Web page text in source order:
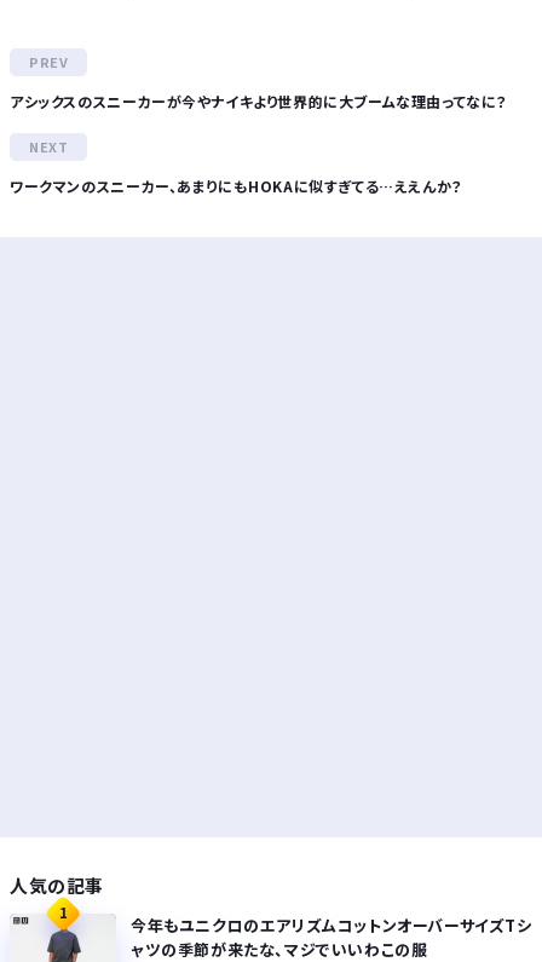
アシックスのスニーカーが今やナイキより世界的に大ブームな理由ってなに？
ワークマンのスニーカー、あまりにもHOKAに似すぎてる…ええんか？
人気の記事
1
今年もユニクロのエアリズムコットンオーバーサイズTシ
ャツの季節が来たな、マジでいいわこの服